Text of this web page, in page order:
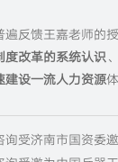
遍反馈王嘉老师的
度改革的系统认识
建设一流人力资源
询受济南市国资委